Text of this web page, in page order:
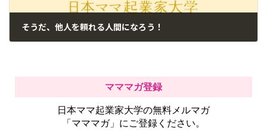
そうだ、他人を頼れる人間になろう！
マママガ登録
日本ママ起業家大学の無料メルマガ
「マママガ」にご登録ください。